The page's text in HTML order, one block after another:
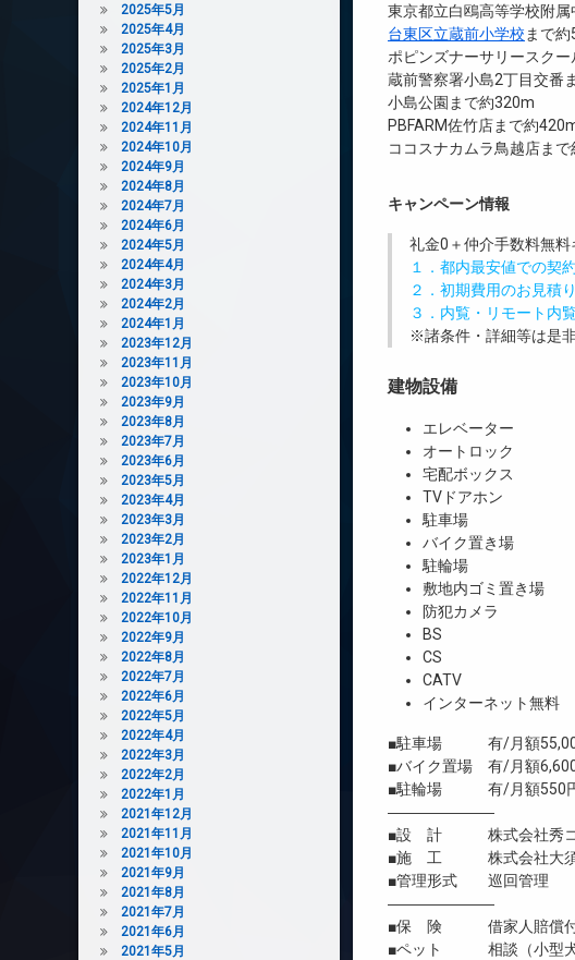
東京都立白鴎高等学校附
台東区立蔵前小学校 まで
ポピンズナーサリースク
蔵前警察署小島2丁目交番
小島公園まで約320m
PBFARM佐竹店まで約
ココスナカムラ鳥越店ま
キャンペーン情報
礼金0 ＋仲介手数料無料
１．都内最安値での契
２．初期費用のお見積
３．内覧・リモート内
※諸条件・詳細等は是
建物設備
エレベーター
オートロック
宅配ボックス
TVドアホン
駐車場
バイク置き場
駐輪場
敷地内ゴミ置き場
防犯カメラ
BS
CS
CATV
インターネット無料
■駐車場 有/月額
■バイク置場 有/月額
■駐輪場 有/月額550
―――――――
■設 計 株式会社秀コー
■施 工 株式会社大須
■管理形式 巡回管理
―――――――
■保 険 借家人賠償付
■ペット 相談（小型犬
2025年5月
2025年4月
2025年3月
2025年2月
2025年1月
2024年12月
2024年11月
2024年10月
2024年9月
2024年8月
2024年7月
2024年6月
2024年5月
2024年4月
2024年3月
2024年2月
2024年1月
2023年12月
2023年11月
2023年10月
2023年9月
2023年8月
2023年7月
2023年6月
2023年5月
2023年4月
2023年3月
2023年2月
2023年1月
2022年12月
2022年11月
2022年10月
2022年9月
2022年8月
2022年7月
2022年6月
2022年5月
2022年4月
2022年3月
2022年2月
2022年1月
2021年12月
2021年11月
2021年10月
2021年9月
2021年8月
2021年7月
2021年6月
2021年5月